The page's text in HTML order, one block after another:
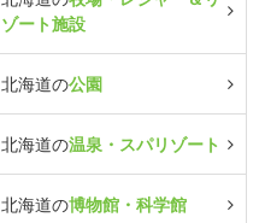
ゾート施設
北海道の公園
北海道の温泉・スパリゾート
北海道の博物館・科学館